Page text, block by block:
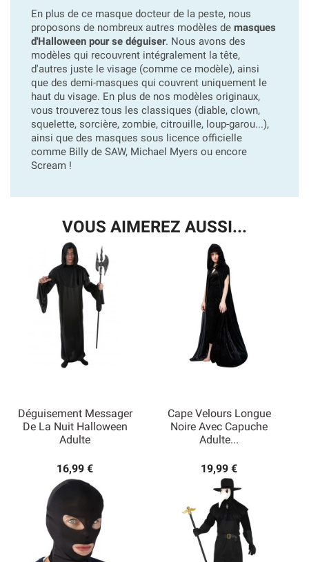
En plus de ce masque docteur de la peste, nous
proposons de nombreux autres modèles de masques
d'Halloween pour se déguiser. Nous avons des
modèles qui recouvrent intégralement la tête,
d'autres juste le visage (comme ce modèle), ainsi
que des demi-masques qui couvrent uniquement le
haut du visage. En plus de nos modèles originaux,
vous trouverez tous les classiques (diable, clown,
squelette, sorcière, zombie, citrouille, loup-garou...),
ainsi que des masques sous licence officielle
comme Billy de SAW, Michael Myers ou encore
Scream !
VOUS AIMEREZ AUSSI...
Déguisement Messager
De La Nuit Halloween
Adulte
16,99 €
Cape Velours Longue
Noire Avec Capuche
Adulte...
19,99 €